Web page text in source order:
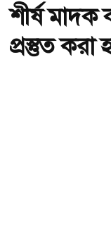
শীর্ষ মাদক
প্রস্তুত করা